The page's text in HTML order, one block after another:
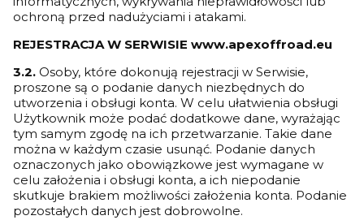
ochroną przed nadużyciami i atakami.
REJESTRACJA W SERWISIE www.apexoffroad.eu
3.2. Osoby, które dokonują rejestracji w Serwisie,
proszone są o podanie danych niezbędnych do
utworzenia i obsługi konta. W celu ułatwienia obsługi
Użytkownik może podać dodatkowe dane, wyrażając
tym samym zgodę na ich przetwarzanie. Takie dane
można w każdym czasie usunąć. Podanie danych
oznaczonych jako obowiązkowe jest wymagane w
celu założenia i obsługi konta, a ich niepodanie
skutkuje brakiem możliwości założenia konta. Podanie
pozostałych danych jest dobrowolne.